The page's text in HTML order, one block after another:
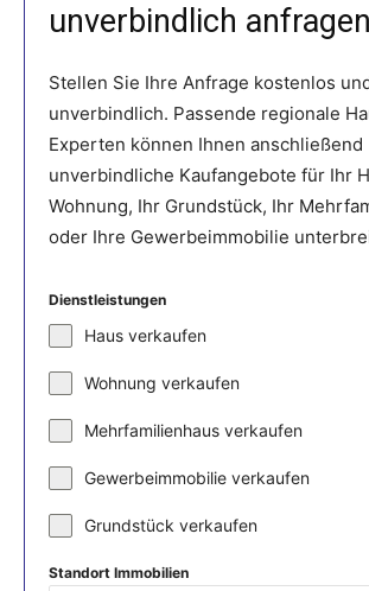
unverbindlich anfragen
Stellen Sie Ihre Anfrage kostenlos
unverbindlich. Passende regionale
Experten können Ihnen anschließend
unverbindliche Kaufangebote für Ihr
Wohnung, Ihr Grundstück, Ihr
oder Ihre Gewerbeimmobilie
Dienstleistungen
Haus verkaufen
Wohnung verkaufen
Mehrfamilienhaus verkaufen
Gewerbeimmobilie verkaufen
Grundstück verkaufen
Standort Immobilien